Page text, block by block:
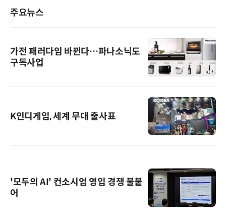
주요뉴스
가전 패러다임 바뀐다…파나소닉도
구독사업
K인디게임, 세계 무대 출사표
'모두의 AI' 컨소시엄 영입 경쟁 불붙
어